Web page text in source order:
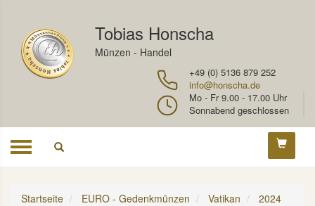
Tobias Honscha
Münzen - Handel
+49 (0) 5136 879 252
info@honscha.de
Mo - Fr 9.00 - 17.00 Uhr
Sonnabend geschlossen
Toggle
Startseite EURO - Gedenkmünzen Vatikan
2024